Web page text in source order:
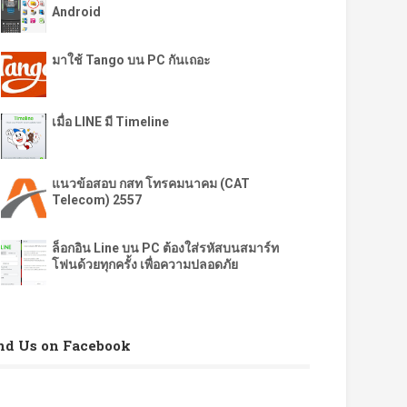
Android
มาใช้ Tango บน PC กันเถอะ
เมื่อ LINE มี Timeline
แนวข้อสอบ กสท โทรคมนาคม (CAT
Telecom) 2557
ล็อกอิน Line บน PC ต้องใส่รหัสบนสมาร์ท
โฟนด้วยทุกครั้ง เพื่อความปลอดภัย
Us on Facebook